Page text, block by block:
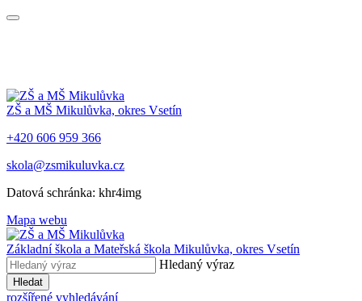
ZŠ a MŠ Mikulůvka, okres Vsetín
+420 606 959 366
skola@zsmikuluvka.cz
Datová schránka: khr4img
Mapa webu
Základní škola a Mateřská škola Mikulůvka, okres Vsetín
Hledaný výraz
Hledat
rozšířené vyhledávání